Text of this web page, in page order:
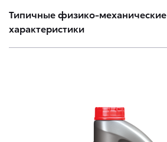
Типичные физико-механические
характеристики